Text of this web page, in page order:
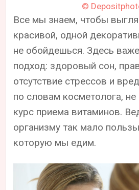
©
Все мы знаем, чтобы
красивой, одной
не обойдешься. Здесь
подход: здоровый сон,
отсутствие стрессов и
по словам косметолога,
курс приема витаминов.
организму так мало
которую мы едим.